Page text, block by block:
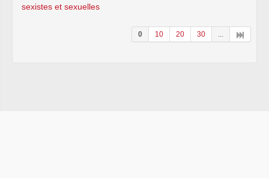
sexistes et sexuelles
0 10 20 30 ...